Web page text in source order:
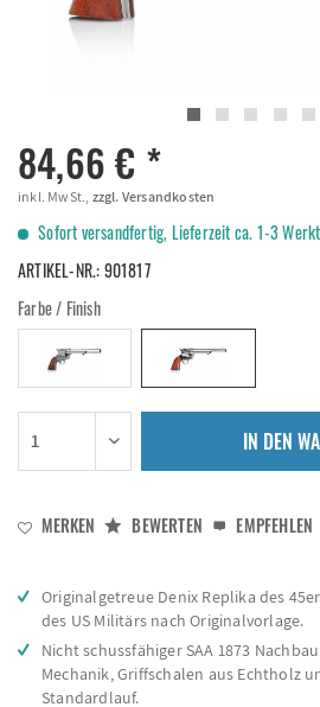
84,66 € *
inkl. MwSt., zzgl. Versandkosten
Sofort versandfertig, Lieferzeit ca. 1-3
ARTIKEL-NR.:901817
Farbe / Finish
IN DEN
MERKEN BEWERTEN EMPFEHLEN
Originalgetreue Denix Replika des
des US Militärs nach Originalvorlage.
Nicht schussfähiger SAA 1873
Mechanik, Griffschalen aus Echtholz
Standardlauf.